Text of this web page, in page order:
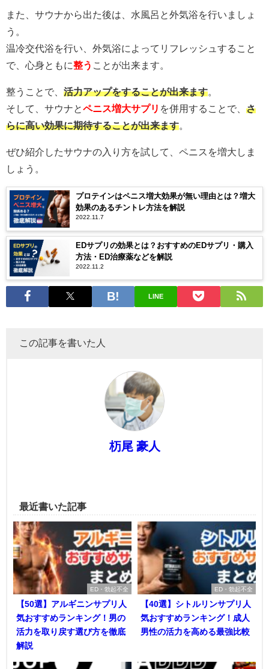
また、サウナから出た後は、水風呂と外気浴を行いましょ
う。
温冷交代浴を行い、外気浴によってリフレッシュすること
で、心身ともに整う ことが出来ます。
整うことで、 活力アップをすることが出来ます
そして、サウナとペニス増大サプリ を併用することで、 さ
らに高い効果に期待することが出来ます
ぜひ紹介したサウナの入り方を試して、ペニスを増大しま
しょう。
プロテインはペニス増大効果が無い理由とは？増大
効果のあるチントレ方法を解説
2022.11.7
EDサプリの効果とは？おすすめのEDサプリ・購入
方法・ED治療薬などを解説
2022.11.2
LINE
この記事を書いた人
杤尾 豪人
最近書いた記事
ED・勃起不全
【50選】アルギニンサプリ人
気おすすめランキング！男の
活力を取り戻す選び方を徹底
解説
ED・勃起不全
【40選】シトルリンサプリ人
気おすすめランキング！成人
男性の活力を高める最強比較